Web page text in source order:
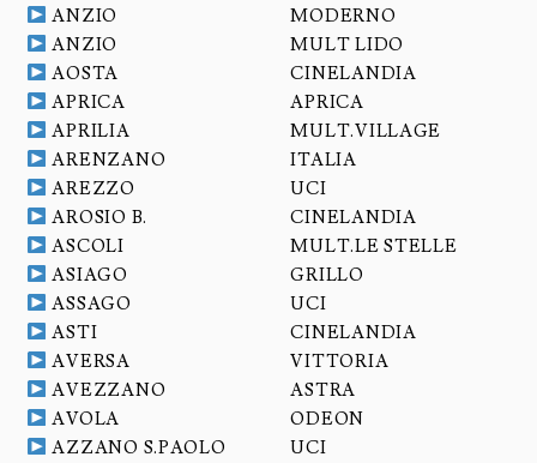
ANZIO
MODERNO
ANZIO
MULT LIDO
AOSTA
CINELANDIA
APRICA
APRICA
APRILIA
MULT.VILLAGE
ARENZANO
ITALIA
AREZZO
UCI
AROSIO B.
CINELANDIA
ASCOLI
MULT.LE STELLE
ASIAGO
GRILLO
ASSAGO
UCI
ASTI
CINELANDIA
AVERSA
VITTORIA
AVEZZANO
ASTRA
AVOLA
ODEON
AZZANO S.PAOLO
UCI